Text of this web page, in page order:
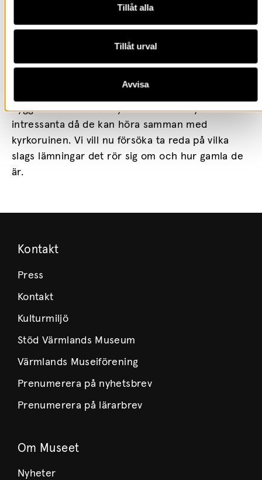
Tillåt alla
Tillåt urval
Avvisa
område. Ett fåtal av dem undersöktes och en
datering av hasselnötsskal från en ränna gav en
datering till 1260-1390 e Kr. Lämningarna är av
boplatskaraktär, men undersöktes aldrig på ett
byggnadsrester intill kyrkoruinen är mycket
intressanta då de kan höra samman med
kyrkoruinen. Vi vill nu försöka ta reda på vilka
slags lämningar det rör sig om och hur gamla de
är.
Kontakt
Press
Kontakt
Kulturmiljö
Stöd Värmlands Museum
Värmlands Museiförening
Prenumerera på nyhetsbrev
Prenumerera på lärarbrev
Om Museet
Nyheter